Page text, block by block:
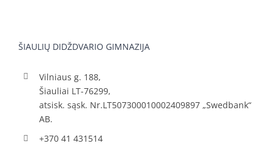
ŠIAULIŲ DIDŽDVARIO GIMNAZIJA
Vilniaus g. 188,
Šiauliai LT-76299,
atsisk. sąsk. Nr.LT507300010002409897 „Swedbank“
AB.
+370 41 431514